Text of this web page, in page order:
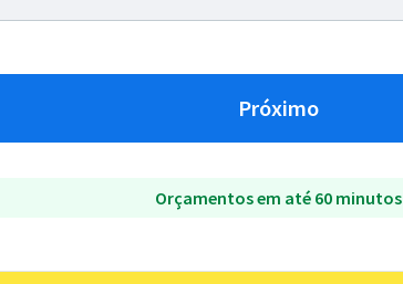
Próximo
Orçamentos em até 60 minutos